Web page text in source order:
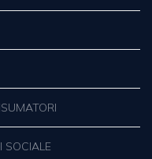
SOCIALE